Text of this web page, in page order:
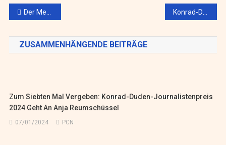
Beitragsnavigation
Der Metzger und sein Zoo
ZUSAMMENHÄNGENDE BEITRÄGE
Zum Siebten Mal Vergeben: Konrad-Duden-Journalistenpreis
2024 Geht An Anja Reumschüssel
07/01/2024 PCN